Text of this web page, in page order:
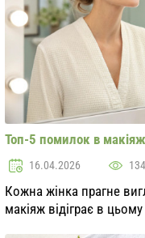
Топ-5 помилок в
16.04.2026
Кожна жінка прагне
макіяж відіграє в